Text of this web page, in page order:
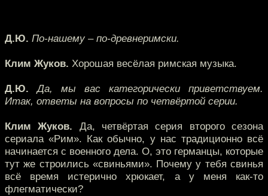
Д.Ю. По-нашему – по-древнеримски.
Клим Жуков. Хорошая весёлая римская музыка.
Д.Ю. Да, мы вас категорически приветствуем.
Итак, ответы на вопросы по четвёртой серии.
Клим Жуков. Да, четвёртая серия второго сезона
сериала «Рим». Как обычно, у нас традиционно всё
начинается с военного дела. О, это германцы, которые
тут же строились «свиньями». Почему у тебя свинья
всё время истерично хрюкает, а у меня как-то
флегматически?